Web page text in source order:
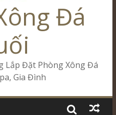
Đặt Onsen & Jjim Jil Bang –
Đá
Lắp Đặt Phòng Xông Đá
Gia Đình